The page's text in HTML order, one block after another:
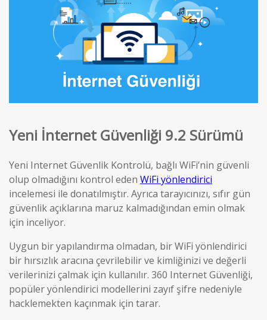
Yeni İnternet Güvenliği 9.2 Sürümü
Yeni Internet Güvenlik Kontrolü, bağlı WiFi’nin güvenli
olup olmadığını kontrol eden WiFi yönlendirici
incelemesi ile donatılmıştır. Ayrıca tarayıcınızı, sıfır gün
güvenlik açıklarına maruz kalmadığından emin olmak
için inceliyor.
Uygun bir yapılandırma olmadan, bir WiFi yönlendirici
bir hırsızlık aracına çevrilebilir ve kimliğinizi ve değerli
verilerinizi çalmak için kullanılır. 360 Internet Güvenliği,
popüler yönlendirici modellerini zayıf şifre nedeniyle
hacklemekten kaçınmak için tarar.